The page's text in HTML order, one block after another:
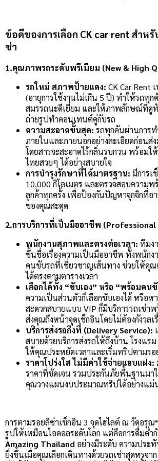
ข้อดีของการเลือก CK car rent สำห
ซ่า
1.คุณภาพรถระดับพรีเมียม (New & High
รถใหม่ สภาพป้ายแดง: CK Car Rent
(อายุการใช้งานไม่เกิน 5 ปี) ทำให้รถทุก
สมรรถนะดีเยี่ยม และให้ภาพลักษณ์ที่ดู
ถ่ายรูปทำคอนเทนต์คู่กับรถ
ความสะอาดขั้นสุด: รถทุกคันผ่านการ
ภายในและภายนอกอย่างละเอียดก่อนส่
โดยสารจะสะอาดไร้กลิ่นรบกวน พร้อม
ไทยสวยๆ ได้อย่างสบายใจ
การบำรุงรักษาที่ได้มาตรฐาน: มีการเ
10,000 กิโลเมตร และตรวจสอบความพ
ลูกค้าทุกครั้ง เพื่อป้องกันปัญหาจุกจิกที่อ
ของคุณสะดุด
2.การบริการที่เป็นมืออาชีพ (Professional
พนักงานสุภาพและตรงต่อเวลา: ทีมง
ขึ้นชื่อเรื่องความเป็นมืออาชีพ ทั้งพนัก
คนขับรถที่เชี่ยวชาญเส้นทาง ช่วยให้คุณ
ได้ตรงตามตารางเวลา
เลือกได้ทั้ง “ขับเอง” หรือ “พร้อมคน
ความเป็นส่วนตัวก็เลือกขับเองได้ หรือห
สะดวกสบายแบบ VIP ก็มีบริการรถเช่า
ส่งคุณถึงหน้าจุดเช็กอินโดยไม่ต้องกังวลเ
บริการส่งรถถึงที่ (Delivery Service):
สบายด้วยบริการส่งรถให้ถึงบ้าน โรงแ
ให้คุณประหยัดเวลาและเริ่มทริปตามร
ราคาโปร่งใส ไม่มีค่าใช้จ่ายแอบแฝง:
ราคาที่ชัดเจน รวมประกันภัยพื้นฐานมา
คุณวางแผนงบประมาณทริปได้อย่างแม่
การตามรอยลิซ่าเช็กอิน 3 จุดไฮไลต์ ณ วัดอรุณ
รูปให้เหมือนไอดอลระดับโลก แต่คือการดื่มด่ำ
Amazing Thailand อย่างมีระดับ ความประ
ยิ่งขึ้นเมื่อคุณเลือกเดินทางด้วยรถเช่าสุดหรูจาก